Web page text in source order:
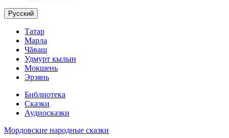
Русский
Татар
Марла
Чăваш
Удмурт кылын
Мокшень
Эрзянь
Библиотека
Сказки
Аудиосказки
Мордовские народные сказки